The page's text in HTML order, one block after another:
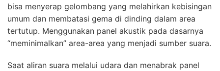
bisa menyerap gelombang yang melahirkan kebisingan
umum dan membatasi gema di dinding dalam area
tertutup. Menggunakan panel akustik pada dasarnya
“meminimalkan” area-area yang menjadi sumber suara.
Saat aliran suara melalui udara dan menabrak panel